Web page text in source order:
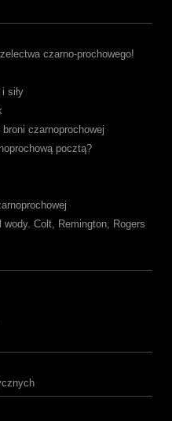
czarno-prochowego!
siły
czarnoprochowej
pocztą?
Colt, Remington, Rogers